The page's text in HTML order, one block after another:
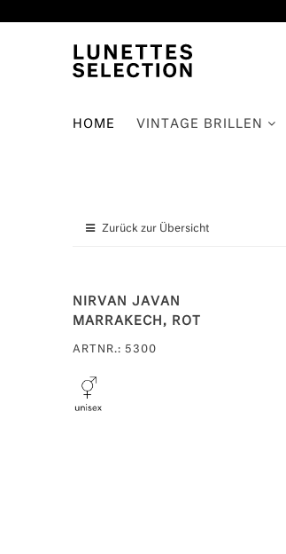
HOME VINTAGE BRILLEN
Zurück zur Übersicht
NIRVAN JAVAN
MARRAKECH, ROT
ARTNR.: 5300